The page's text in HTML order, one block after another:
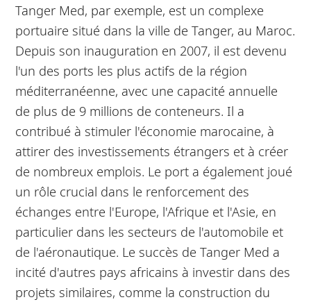
Tanger Med, par exemple, est un complexe
portuaire situé dans la ville de Tanger, au Maroc.
Depuis son inauguration en 2007, il est devenu
l'un des ports les plus actifs de la région
méditerranéenne, avec une capacité annuelle
de plus de 9 millions de conteneurs. Il a
contribué à stimuler l'économie marocaine, à
attirer des investissements étrangers et à créer
de nombreux emplois. Le port a également joué
un rôle crucial dans le renforcement des
échanges entre l'Europe, l'Afrique et l'Asie, en
particulier dans les secteurs de l'automobile et
de l'aéronautique. Le succès de Tanger Med a
incité d'autres pays africains à investir dans des
projets similaires, comme la construction du